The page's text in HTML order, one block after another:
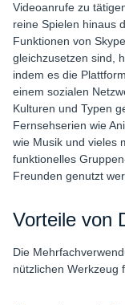
Videoanrufe zu
reine Spielen hinaus
Funktionen von
gleichzusetzen sind,
indem es die
einem sozialen
Kulturen und Typen
Fernsehserien wie
wie Musik und vieles
funktionelles
Freunden genutzt
Vorteile von
Die
nützlichen Werkzeug